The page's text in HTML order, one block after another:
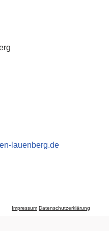
lauenberg.de
Impressum Datenschutzerklärung